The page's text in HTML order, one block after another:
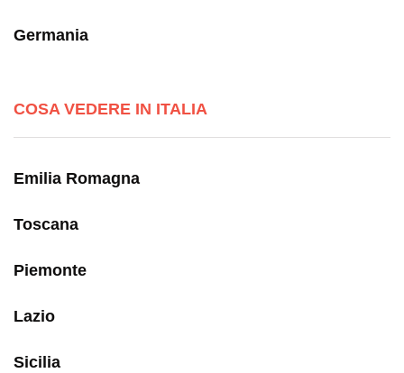
Germania
COSA VEDERE IN ITALIA
Emilia Romagna
Toscana
Piemonte
Lazio
Sicilia